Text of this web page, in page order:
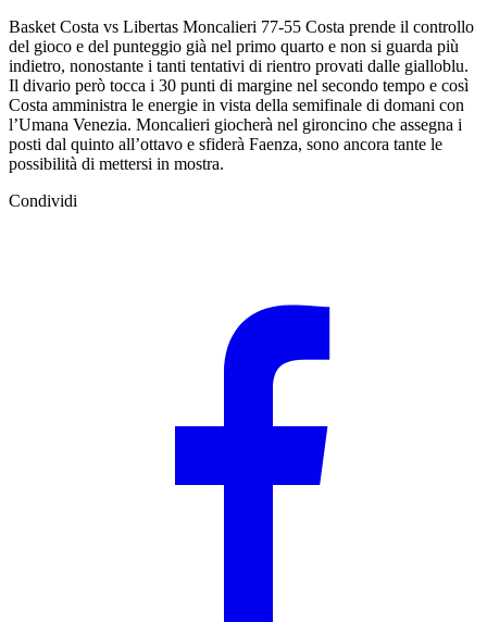
Basket Costa vs Libertas Moncalieri 77-55 Costa prende il controllo
del gioco e del punteggio già nel primo quarto e non si guarda più
indietro, nonostante i tanti tentativi di rientro provati dalle gialloblu.
Il divario però tocca i 30 punti di margine nel secondo tempo e così
Costa amministra le energie in vista della semifinale di domani con
l’Umana Venezia. Moncalieri giocherà nel gironcino che assegna i
posti dal quinto all’ottavo e sfiderà Faenza, sono ancora tante le
possibilità di mettersi in mostra.
Condividi